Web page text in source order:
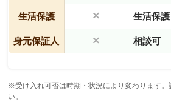
生活保護 × 生活保護
身元保証人 × 相談可
※受け入れ可否は時期・状況により変わります。
い。